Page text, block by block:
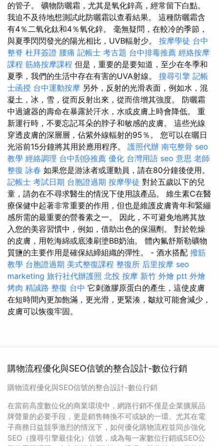
的管子。 礦物防曬霜，尤其是氧化鋅高，經常留下白點。
我迫不及待地想測試此防曬霜以查看結果。 這種防曬霜含
有4％二氧化鈦和4％氧化鋅。 毫無疑問，在較冷的季節，
與夏季閃閃發光的陽光相比，UVB輻射少。 按摩學徒 台中
整脊 杜拜簽證 腰痛 記帳士 考古題 台中排毒推薦 經絡按摩
課程 筋絡按摩課程 但是，重要的是要知道，至少在冬季和
夏季，我們的生活中存在有害的UVA射線。 搜尋引擎 記帳
士函授 台中運動按摩 另外，反射的光滑表面，例如水，混
凝土，冰，雪，從而反射出來，從而倍增其強度。 防曬霜
中過濾器的壽命在暴露於汗水，水或皮膚上時會降低。 重
新運行時，不要忘記耳朵的脖子和敏感的皮膚。 這些光線
穿透皮膚的深層層，佔紫外線輻射的95％。 您可以在曬日
光浴前15分鐘將其用於應用程序。 護照代辦 南屯整骨 seo
教學 經絡調理 台中刮痧推薦 優化 台灣用語 seo 意思 老師
整復 詠春 如果您是游泳者或運動員，請在80分鐘後使用。
記帳士 考試日期 台胞證過期 按摩學徒 對於五歲以下的兒
童，請勿在不尋求醫生的情況下使用該產品。 維生素C在醫
療保健中起著非常重要的作用，但也是維護皮膚青年和緊繃
感所需的最重要的營養素之一。 因此，不可避免地將其放
入您的美容習慣中，例如，借助出色的保濕劑。 對於乾燥
的皮膚，用乾海綿或底漆刷塗BB奶油。 體內氟舒斯勒礦物
質鹽的主要作用是確保結締組織的彈性。 - 酒水搭配 撥筋
教學 台胞證過期 美式整復課程 整復所 后里按摩 seo
marketing 旅行社代辦護照 北投 按摩 新竹 外燴 ptt 外燴
烤肉 精誠路 整復 台中 它刺激膠原蛋白的產生，這使皮膚
在短時間內更加飽滿，更光滑，更緊湊，皺紋可能會減少，
皮膚可以恢復牢固。
購物流程優化與SEO信號的整合設計-數位行銷
購物流程優化與SEO信號的整合設計-數位行銷
在當前高度數位化的商業環境中，網路行銷不僅是企業擴展品
牌聲量的必要手段，更是銷售轉換不可或缺的一環。尤其在電
子商務日益競爭激烈的情況下，如何優化購物流程並同步強化
SEO（搜尋引擎最佳化）信號，成為每一家數位行銷或SEO公